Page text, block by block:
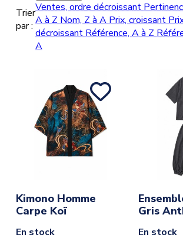
Trier
par :
Ventes, ordre décroissant
A à Z Nom, Z à A Prix, croissant
décroissant Référence, A à Z
A
Kimono Homme
Carpe Koï
En stock
Gris
En stock